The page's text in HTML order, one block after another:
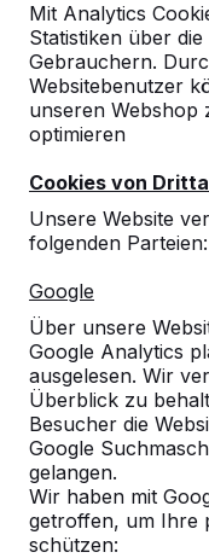
Mit Analytics
Statistiken über
Gebrauchern.
Websitebenutzer
unseren Webshop
optimieren
Cookies von
Unsere Website
folgenden Parteien:
Google
Über unsere
Google Analytics
ausgelesen. Wir
Überblick zu
Besucher die
Google
gelangen.
Wir haben mit
getroffen, um Ihre
schützen:
Grün
94
€ 2.850,00
2. Produkt und
7%sparen!
Farbe
Anzahl